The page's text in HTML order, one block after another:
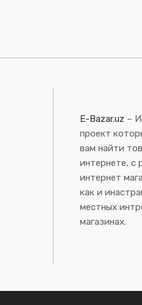
E-Bazar.uz –
проект
вам найти
интернете, с
интернет
как и
местных
магазинах.